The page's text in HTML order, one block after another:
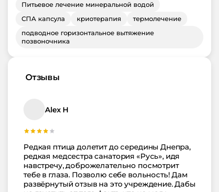
Питьевое лечение минеральной водой
СПА капсула
криотерапия
термолечение
подводное горизонтальное вытяжение
позвоночника
Отзывы
Alex H
Редкая птица долетит до середины Днепра,
редкая медсестра санатория «Русь», идя
навстречу, доброжелательно посмотрит
тебе в глаза. Позволю себе вольность! Дам
развёрнутый отзыв на это учреждение. Дабы